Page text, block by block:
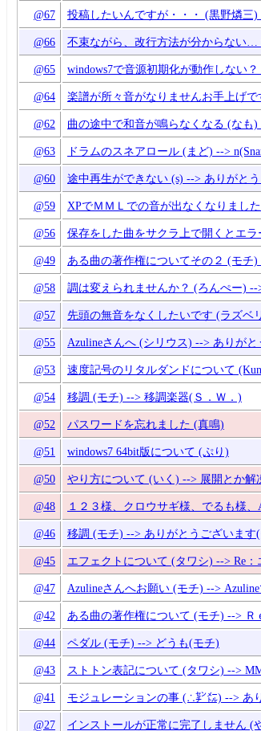
@67 投稿したいんですが・・・ (黒野燐三
@66 不束ながら、改行方法が分からない
@65 windows7で音源初期化が動作しない
@64 楽譜が所々音がなりませんお手上げ
@62 曲の途中で和音が鳴らなくなる (なも
@63 ドラムのスネアロール (まど) -->
@60 途中再生ができない (s) --> ありがと
@59 XPでＭＭＬでの音が出なくなりまし
@56 保存をした曲をサクラ上で開くとエ
@49 ある曲の著作権についてその２ (モチ
@58 調は変えられませんか？ (ろんぺー)
@57 先頭の無音をなくしたいです (ラズベ
@55 Azulineさんへ (シリウス) --> ありが
@53 速度記号のリタルダンドについて
@54 移調 (モチ) --> 移調楽器(Ｓ．Ｗ．)
@52 パスワードを忘れました (真鳴)
@51 windows7 64bit版について (ぷり)
@50 やり方について (いく) --> 展開とか解
@48 １２３様、クロウサギ様、でるも様
@46 移調 (モチ) --> ありがとうございます
@45 エフェクトについて (タワシ) --> Re
@47 Azulineさんへお願い (モチ) -->
@42 ある曲の著作権について (モチ) -->
@44 ペダル (モチ) --> どうも(モチ)
@43 ストトン表記について (タワシ) -->
@41 モジュレーションの事 (∴㌢㍍) --> あ
@27 インストールが正常に完了しません (